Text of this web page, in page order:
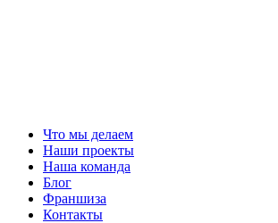
Что мы делаем
Наши проекты
Наша команда
Блог
Франшиза
Контакты